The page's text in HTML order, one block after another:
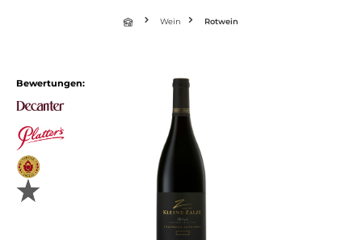
Wein Rotwein
Bewertungen: